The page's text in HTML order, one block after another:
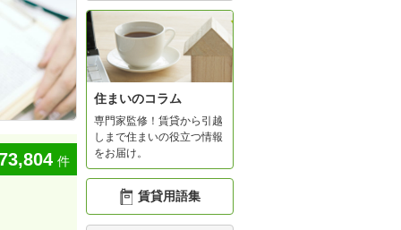
件
住まいのコラム
専門家監修！賃貸から引越
しまで住まいの役立つ情報
をお届け。
賃貸用語集